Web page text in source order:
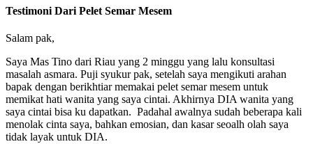
Testimoni Dari Pelet Semar Mesem
Salam pak,
Saya Mas Tino dari Riau yang 2 minggu yang lalu konsultasi
masalah asmara. Puji syukur pak, setelah saya mengikuti arahan
bapak dengan berikhtiar memakai pelet semar mesem untuk
memikat hati wanita yang saya cintai. Akhirnya DIA wanita yang
saya cintai bisa ku dapatkan. Padahal awalnya sudah beberapa kali
menolak cinta saya, bahkan emosian, dan kasar seoalh olah saya
tidak layak untuk DIA.